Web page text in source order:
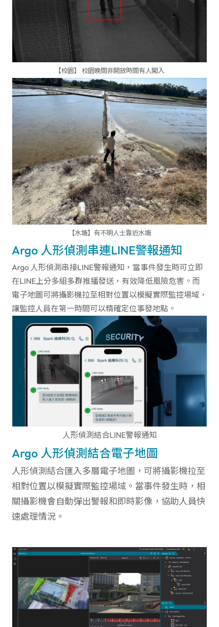
【校園】 校園晚間非開放時間有人闖入
【水塘】有不明人士靠近水塘
Argo 人形偵測串連LINE警報通知
Argo 人形偵測串接LINE警報通知，當事件發生時可立即
在LINE上分多組多群推播發送，有效降低風險危害。而
電子地圖可將攝影機拉至相對位置以模擬實際監控場域，
讓監控人員在第一時間可以精確定位事發地點。
人形偵測結合LINE警報通知
Argo 人形偵測結合電子地圖
人形偵測結合匯入多層電子地圖，可將攝影機拉至
相對位置以模擬實際監控場域。當事件發生時，相
關攝影機會自動彈出警報和即時影像，協助人員快
速處理情況。